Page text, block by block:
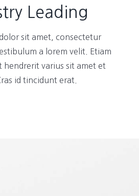
Leading
dolor sit amet, consectetur
a lorem velit. Etiam
hendrerit varius sit amet et
id tincidunt erat.